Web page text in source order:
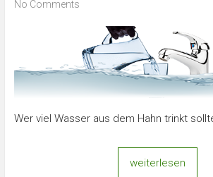
No Comments
Wer viel Wasser aus dem Hahn trinkt
weiterlesen